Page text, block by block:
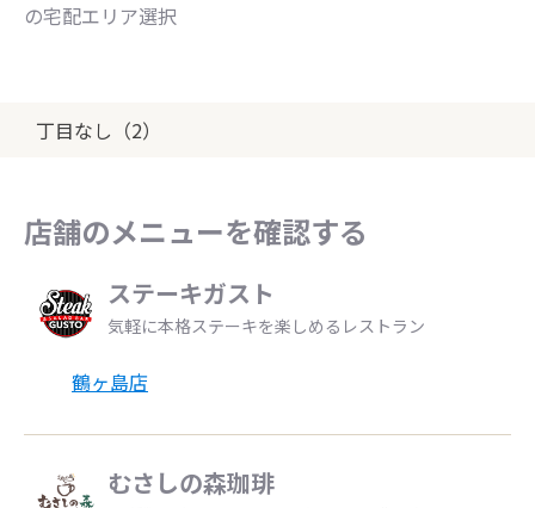
の宅配エリア選択
丁目なし（2）
店舗のメニューを確認する
ステーキガスト
気軽に本格ステーキを楽しめるレストラン
鶴ヶ島店
むさしの森珈琲